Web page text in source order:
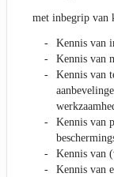
met inbegrip van
Kennis van
Kennis van
Kennis van
Kennis van
Kennis van
Kennis van